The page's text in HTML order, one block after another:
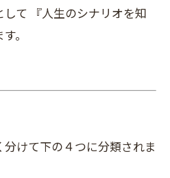
て 『人生のシナリオを知
。
けて下の４つに分類されま